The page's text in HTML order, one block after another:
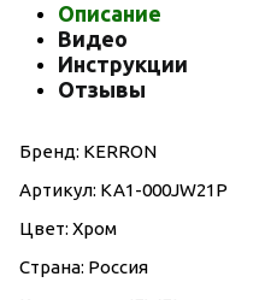
Описание
Видео
Инструкции
Отзывы
Бренд: KERRON
Артикул: KA1-000JW21P
Цвет: Хром
Страна: Россия